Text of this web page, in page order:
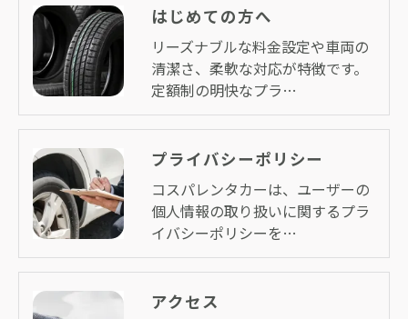
はじめての方へ
リーズナブルな料金設定や車両の
清潔さ、柔軟な対応が特徴です。
定額制の明快なプラ…
プライバシーポリシー
コスパレンタカーは、ユーザーの
個人情報の取り扱いに関するプラ
イバシーポリシーを…
アクセス